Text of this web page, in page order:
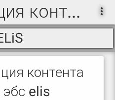
Централизация контента вуза в ЭБС ELiS
контента
эбс elis